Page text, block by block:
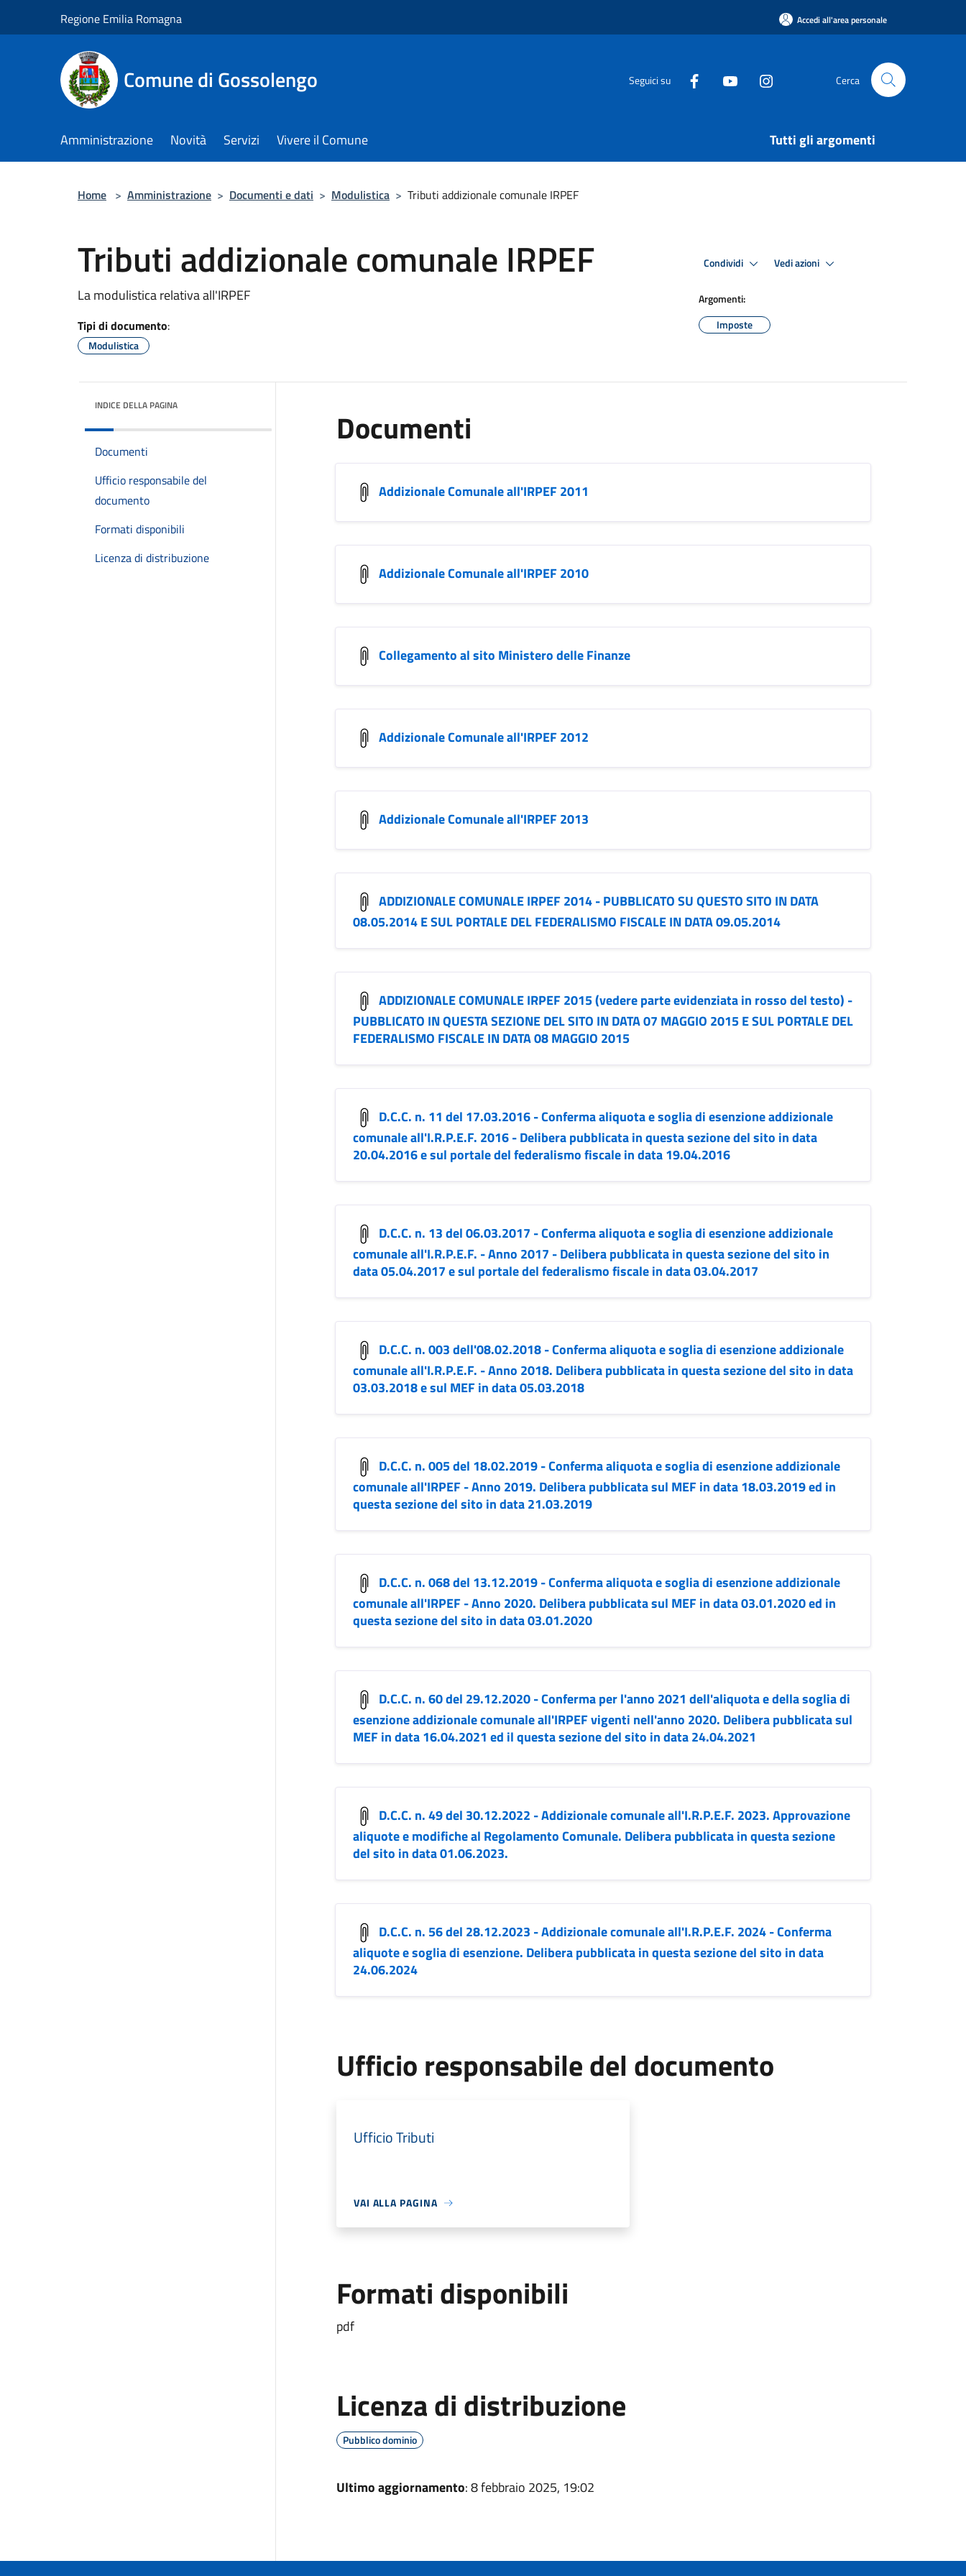
Regione Emilia Romagna Accedi all'area personale
Comune di Gossolengo Seguici su Cerca
Amministrazione Novità Servizi Vivere il Comune Tutti gli argomenti
Home > Amministrazione > Documenti e dati > Modulistica > Tributi addizionale comunale IRPEF
Tributi addizionale comunale IRPEF
La modulistica relativa all'IRPEF
Tipi di documento:
Modulistica
Condividi Vedi azioni
Argomenti:
Imposte
INDICE DELLA PAGINA
Documenti
Ufficio responsabile del
documento
Formati disponibili
Licenza di distribuzione
Documenti
Addizionale Comunale all'IRPEF 2011
Addizionale Comunale all'IRPEF 2010
Collegamento al sito Ministero delle Finanze
Addizionale Comunale all'IRPEF 2012
Addizionale Comunale all'IRPEF 2013
ADDIZIONALE COMUNALE IRPEF 2014 - PUBBLICATO SU QUESTO SITO IN DATA
08.05.2014 E SUL PORTALE DEL FEDERALISMO FISCALE IN DATA 09.05.2014
ADDIZIONALE COMUNALE IRPEF 2015 (vedere parte evidenziata in rosso del testo) -
PUBBLICATO IN QUESTA SEZIONE DEL SITO IN DATA 07 MAGGIO 2015 E SUL PORTALE DEL
FEDERALISMO FISCALE IN DATA 08 MAGGIO 2015
D.C.C. n. 11 del 17.03.2016 - Conferma aliquota e soglia di esenzione addizionale
comunale all'I.R.P.E.F. 2016 - Delibera pubblicata in questa sezione del sito in data
20.04.2016 e sul portale del federalismo fiscale in data 19.04.2016
D.C.C. n. 13 del 06.03.2017 - Conferma aliquota e soglia di esenzione addizionale
comunale all'I.R.P.E.F. - Anno 2017 - Delibera pubblicata in questa sezione del sito in
data 05.04.2017 e sul portale del federalismo fiscale in data 03.04.2017
D.C.C. n. 003 dell'08.02.2018 - Conferma aliquota e soglia di esenzione addizionale
comunale all'I.R.P.E.F. - Anno 2018. Delibera pubblicata in questa sezione del sito in data
03.03.2018 e sul MEF in data 05.03.2018
D.C.C. n. 005 del 18.02.2019 - Conferma aliquota e soglia di esenzione addizionale
comunale all'IRPEF - Anno 2019. Delibera pubblicata sul MEF in data 18.03.2019 ed in
questa sezione del sito in data 21.03.2019
D.C.C. n. 068 del 13.12.2019 - Conferma aliquota e soglia di esenzione addizionale
comunale all'IRPEF - Anno 2020. Delibera pubblicata sul MEF in data 03.01.2020 ed in
questa sezione del sito in data 03.01.2020
D.C.C. n. 60 del 29.12.2020 - Conferma per l'anno 2021 dell'aliquota e della soglia di
esenzione addizionale comunale all'IRPEF vigenti nell'anno 2020. Delibera pubblicata sul
MEF in data 16.04.2021 ed il questa sezione del sito in data 24.04.2021
D.C.C. n. 49 del 30.12.2022 - Addizionale comunale all'I.R.P.E.F. 2023. Approvazione
aliquote e modifiche al Regolamento Comunale. Delibera pubblicata in questa sezione
del sito in data 01.06.2023.
D.C.C. n. 56 del 28.12.2023 - Addizionale comunale all'I.R.P.E.F. 2024 - Conferma
aliquote e soglia di esenzione. Delibera pubblicata in questa sezione del sito in data
24.06.2024
Ufficio responsabile del documento
Ufficio Tributi
VAI ALLA PAGINA
Formati disponibili
pdf
Licenza di distribuzione
Pubblico dominio
Ultimo aggiornamento: 8 febbraio 2025, 19:02